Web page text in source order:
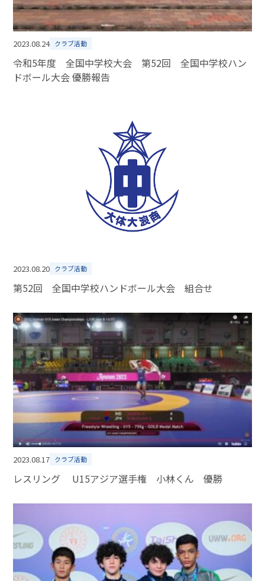
2023.08.24 クラブ活動
令和5年度 全国中学校大会 第52回 全国中学校ハン
ドボール大会 優勝報告
2023.08.20 クラブ活動
第52回 全国中学校ハンドボール大会 組合せ
2023.08.17 クラブ活動
レスリング U15アジア選手権 小林くん 優勝